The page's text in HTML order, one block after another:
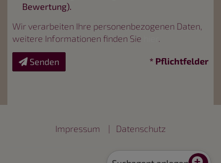
Bewertung).
Wir verarbeiten Ihre personenbezogenen Daten,
weitere Informationen finden Sie
.
Senden * Pflichtfelder
Impressum | Datenschutz